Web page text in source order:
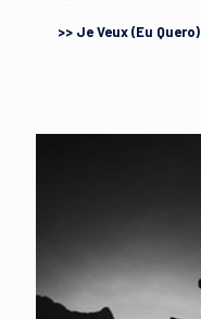
>> Je Veux (Eu Quero)